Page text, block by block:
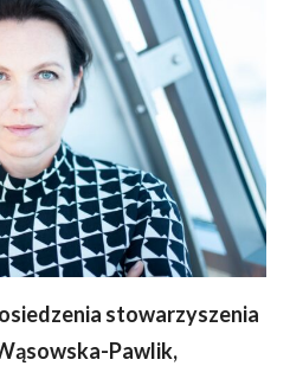
stowarzyszenia
Pawlik,